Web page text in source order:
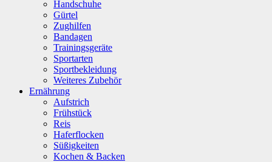
Handschuhe
Gürtel
Zughilfen
Bandagen
Trainingsgeräte
Sportarten
Sportbekleidung
Weiteres Zubehör
Ernährung
Aufstrich
Frühstück
Reis
Haferflocken
Süßigkeiten
Kochen & Backen